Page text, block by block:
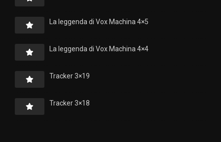
La leggenda di Vox Machina 4×5
La leggenda di Vox Machina 4×4
Tracker 3×19
Tracker 3×18